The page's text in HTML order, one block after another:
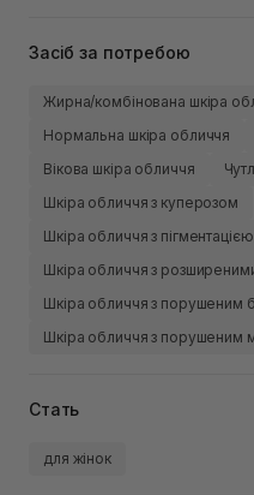
Засіб за потребою
Жирна/комбінована шкіра
Нормальна шкіра обличчя
Вікова шкіра обличчя
Шкіра обличчя з куперозом
Шкіра обличчя з
Шкіра обличчя з
Шкіра обличчя з порушеним
Шкіра обличчя з порушеним
Стать
для жінок